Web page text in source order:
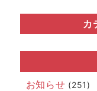
カ
医局説明会・勧誘
の開催情報など、
す。
お知らせ (251)